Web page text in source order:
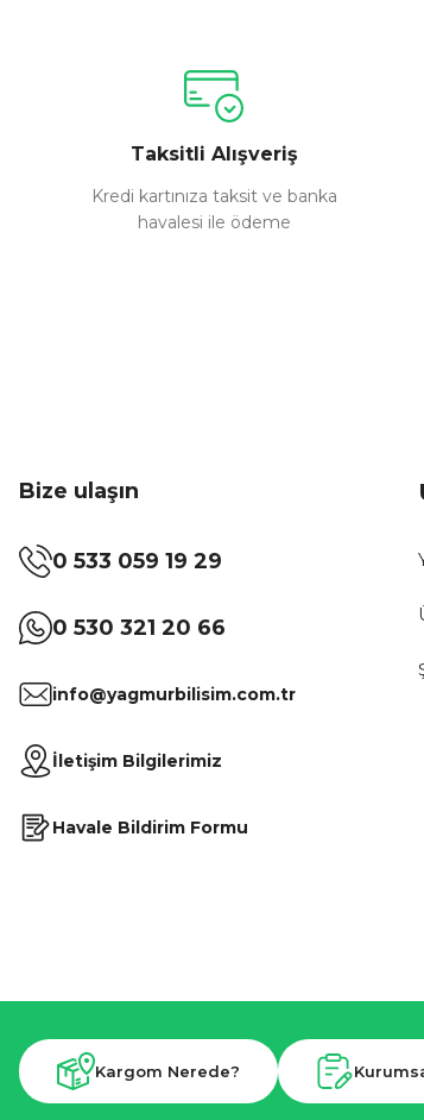
Ürün açıklamasında eksik bilgiler bulunuyor.
Ürün bilgilerinde hatalar bulunuyor.
Ürün fiyatı diğer sitelerden daha pahalı.
Bu ürüne benzer farklı alternatifler olmalı.
Taksitli Alışveriş
Kredi kartınıza taksit ve banka
havalesi ile ödeme
Bize ulaşın
0 533 059 19 29
0 530 321 20 66
info@yagmurbilisim.com.tr
İletişim Bilgilerimiz
Havale Bildirim Formu
Kargom Nerede?